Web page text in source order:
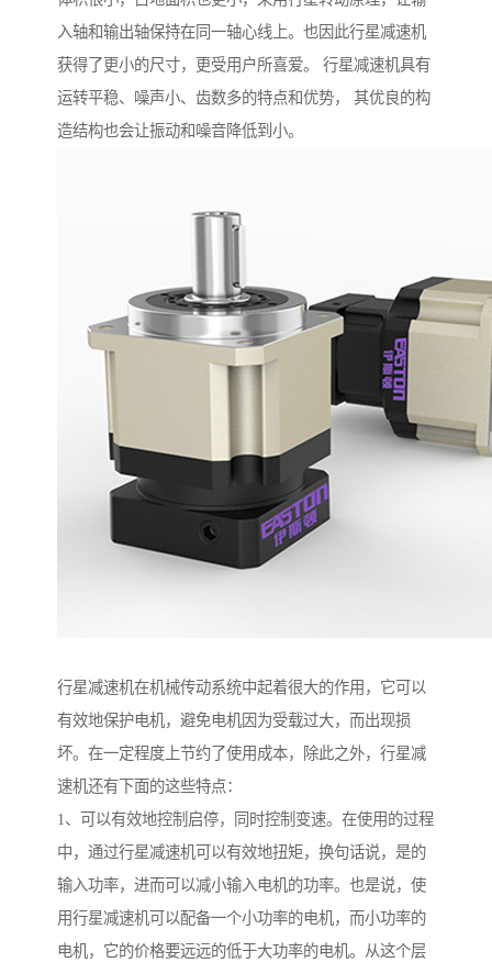
入轴和输出轴保持在同一轴心线上。也因此行星减速机
获得了更小的尺寸，更受用户所喜爱。 行星减速机具有
运转平稳、噪声小、齿数多的特点和优势， 其优良的构
造结构也会让振动和噪音降低到小。
行星减速机在机械传动系统中起着很大的作用，它可以
有效地保护电机，避免电机因为受载过大，而出现损
坏。在一定程度上节约了使用成本，除此之外，行星减
速机还有下面的这些特点：
1、可以有效地控制启停，同时控制变速。在使用的过程
中，通过行星减速机可以有效地扭矩，换句话说，是的
输入功率，进而可以减小输入电机的功率。也是说，使
用行星减速机可以配备一个小功率的电机，而小功率的
电机，它的价格要远远的低于大功率的电机。从这个层